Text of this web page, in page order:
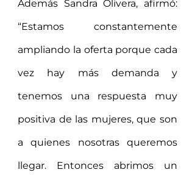
Además Sandra Olivera, afirmó:
“Estamos constantemente
ampliando la oferta porque cada
vez hay más demanda y
tenemos una respuesta muy
positiva de las mujeres, que son
a quienes nosotras queremos
llegar. Entonces abrimos un